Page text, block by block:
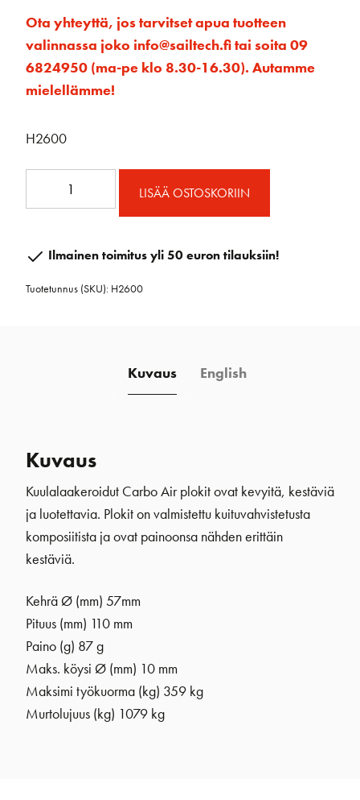
Ota yhteyttä, jos tarvitset apua tuotteen
valinnassa joko info@sailtech.fi tai soita 09
6824950 (ma-pe klo 8.30-16.30). Autamme
mielellämme!
H2600
määrä
LISÄÄ OSTOSKORIIN
Ilmainen toimitus yli 50 euron tilauksiin!
Tuotetunnus (SKU): H2600
Kuvaus English
Kuvaus
Kuulalaakeroidut Carbo Air plokit ovat kevyitä, kestäviä
ja luotettavia. Plokit on valmistettu kuituvahvistetusta
komposiitista ja ovat painoonsa nähden erittäin
kestäviä.
Kehrä Ø (mm) 57mm
Pituus (mm) 110 mm
Paino (g) 87 g
Maks. köysi Ø (mm) 10 mm
Maksimi työkuorma (kg) 359 kg
Murtolujuus (kg) 1079 kg